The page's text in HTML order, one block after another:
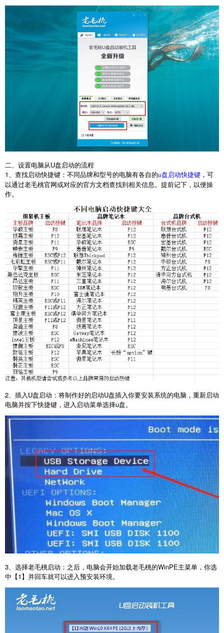
二、设置电脑从U盘启动的流程
1、查找启动快捷键：不同品牌和型号的电脑有各自的u盘启动快捷键 ，可
以通过老毛桃官网或对应的官方文档查找到相关信息。提前记下，以便操
作。
2、插入U盘启动：将制作好的启动U盘插入你要安装系统的电脑，重新启动
电脑并按下快捷键，进入启动菜单选择u盘。
3、选择老毛桃启动：之后，电脑会开始加载老毛桃的WinPE主菜单，你选
中【1】并回车就可以进入预安装环境。